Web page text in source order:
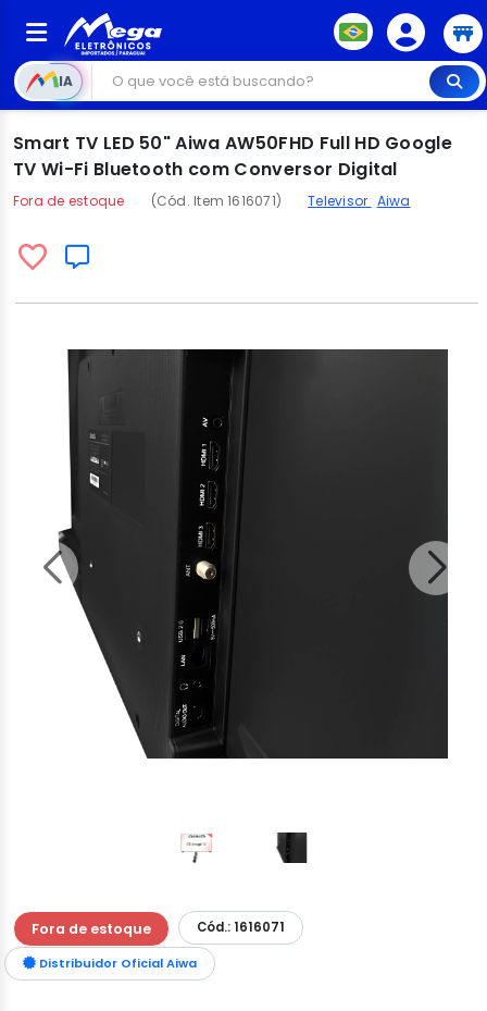
IA
Smart TV LED 50" Aiwa AW50FHD Full HD Google
TV Wi-Fi Bluetooth com Conversor Digital
Fora de estoque (Cód. Item 1616071) Televisor Aiwa
Fora de estoque Cód.: 1616071
Distribuidor Oficial Aiwa